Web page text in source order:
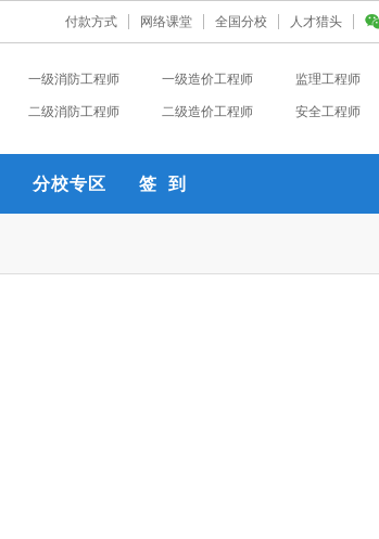
人才猎头
全国分校
网络课堂
付款方式
一级消防工程师 一级造价工程师 监理工程师
二级消防工程师 二级造价工程师 安全工程师
分校专区 签 到